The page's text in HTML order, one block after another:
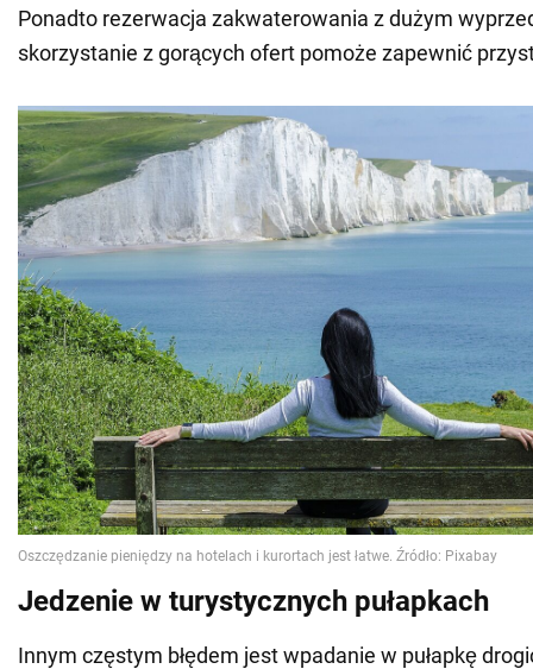
Ponadto rezerwacja zakwaterowania z dużym
skorzystanie z gorących ofert pomoże zapewnić
Jedzenie w turystycznych pułapkach
Innym częstym błędem jest wpadanie w pułapkę